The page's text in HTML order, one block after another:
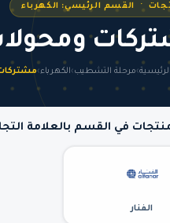
· القسم الرئيسي: الكهرباء
›مرحلة التشطيب›الكهرباء›
في القسم بالعلامة
الفنار